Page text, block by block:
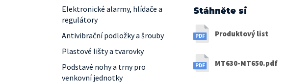
Elektronické alarmy, hlídače a
regulátory
Antivibrační podložky a šrouby
Plastové lišty a tvarovky
Podstavé nohy a trny pro
venkovní jednotky
Stáhněte si
Produktový list
MT630-MT650.pdf